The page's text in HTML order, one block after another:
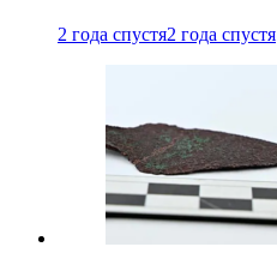
2 года спустя2 года спустя